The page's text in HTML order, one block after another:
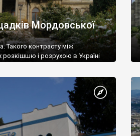
Мордовської
Такого контрасту між
розкішшю і розрухою в Україні